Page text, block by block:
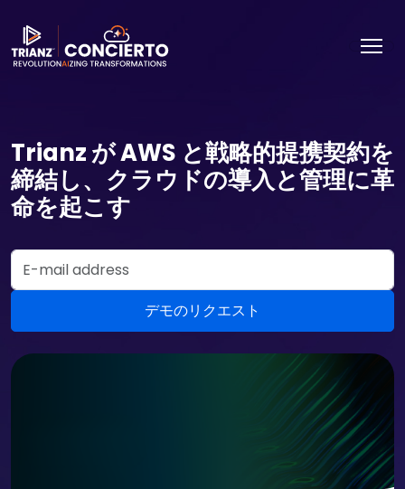
Trianz が AWS と戦略的提携契約を
締結し、クラウドの導入と管理に革
命を起こす
Email Address